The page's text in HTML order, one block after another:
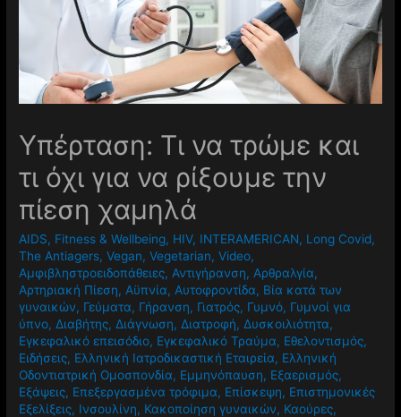
Υπέρταση: Τι να τρώμε και
τι όχι για να ρίξουμε την
πίεση χαμηλά
AIDS, Fitness & Wellbeing, HIV, INTERAMERICAN, Long Covid,
The Antiagers,Vegan,Vegetarian,Video,
Αμφιβληστροειδοπάθειες, Αντιγήρανση, Αρθραλγία,
Αρτηριακή Πίεση, Αϋπνία, Αυτοφροντίδα, Βία κατά των
γυναικών, Γεύματα, Γήρανση, Γιατρός, Γυμνό, Γυμνοί για
ύπνο, Διαβήτης, Διάγνωση, Διατροφή, Δυσκοιλιότητα,
Εγκεφαλικό επεισόδιο, Εγκεφαλικό Τραύμα, Εθελοντισμός,
Ειδήσεις, Ελληνική Ιατροδικαστική Εταιρεία, Ελληνική
Οδοντιατρική Ομοσπονδία, Εμμηνόπαυση, Εξαερισμός,
Εξάψεις, Επεξεργασμένα τρόφιμα, Επίσκεψη, Επιστημονικές
Εξελίξεις, Ινσουλίνη, Κακοποίηση γυναικών, Καούρες,